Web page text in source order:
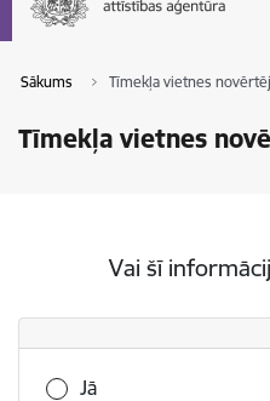
Sākums Tīmekļa vietnes
Tīmekļa vietnes
Vai šī
Vai šī informācija bija
Jā